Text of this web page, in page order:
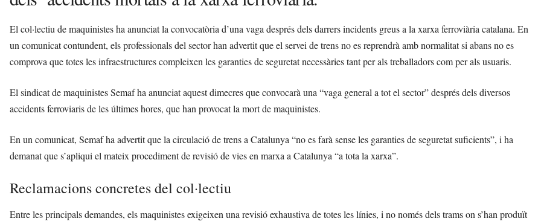
El col·lectiu de maquinistes ha anunciat la convocatòria d’una vaga després dels darrers incidents greus a la xarxa ferroviària catalana. En
un comunicat contundent, els professionals del sector han advertit que el servei de trens no es reprendrà amb normalitat si abans no es
comprova que totes les infraestructures compleixen les garanties de seguretat necessàries tant per als treballadors com per als usuaris.
El sindicat de maquinistes Semaf ha anunciat aquest dimecres que convocarà una “vaga general a tot el sector” després dels diversos
accidents ferroviaris de les últimes hores, que han provocat la mort de maquinistes.
En un comunicat, Semaf ha advertit que la circulació de trens a Catalunya “no es farà sense les garanties de seguretat suficients”, i ha
demanat que s’apliqui el mateix procediment de revisió de vies en marxa a Catalunya “a tota la xarxa”.
Reclamacions concretes del col·lectiu
Entre les principals demandes, els maquinistes exigeixen una revisió exhaustiva de totes les línies, i no només dels trams on s’han produït